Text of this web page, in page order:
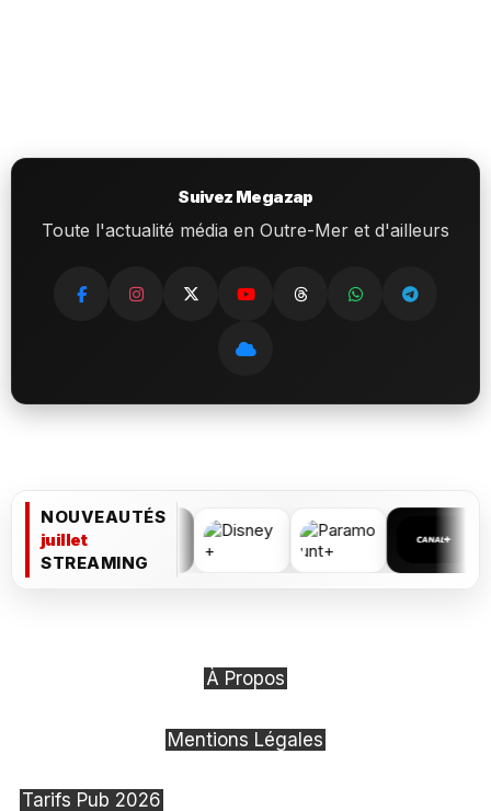
Suivez Megazap
Toute l'actualité média en Outre-Mer et d'ailleurs
NOUVEAUTÉS
juillet
STREAMING
À Propos
Mentions Légales
Tarifs Pub 2026